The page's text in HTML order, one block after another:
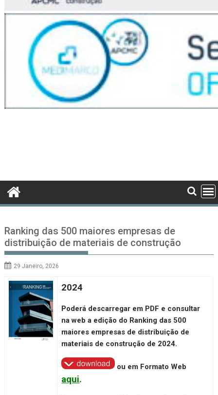
Ranking das 500 maiores empresas de
distribuição de materiais de construção
29 Janeiro, 2026
2024
Poderá descarregar em PDF e consultar
na web a edição do Ranking das 500
maiores empresas de distribuição de
materiais de construção de 2024.
ou em Formato Web
aqui.